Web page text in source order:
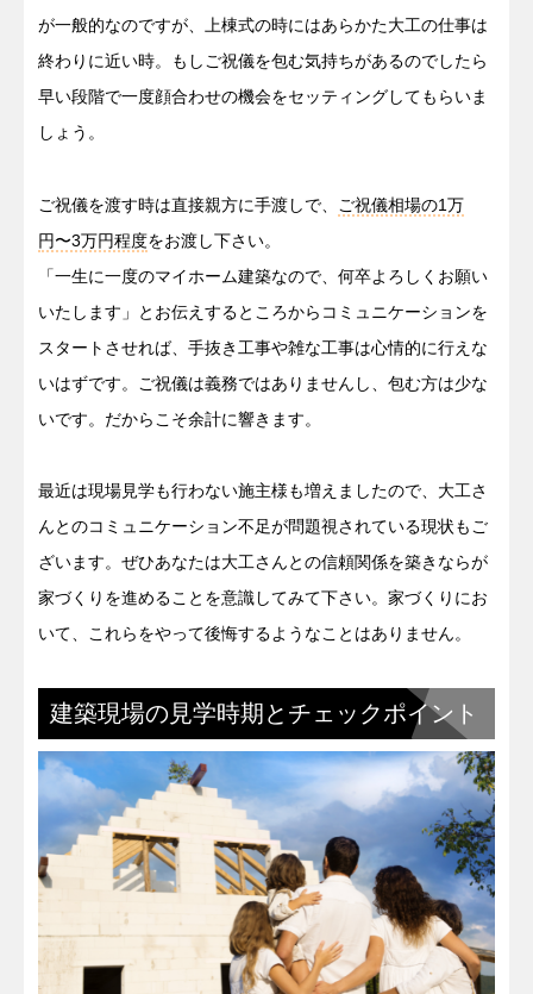
が一般的なのですが、上棟式の時にはあらかた大工の仕事は
終わりに近い時。もしご祝儀を包む気持ちがあるのでしたら
早い段階で一度顔合わせの機会をセッティングしてもらいま
しょう。
ご祝儀を渡す時は直接親方に手渡しで、
ご祝儀相場の1万
円〜3万円程度をお渡し下さい。
「一生に一度のマイホーム建築なので、何卒よろしくお願い
いたします」とお伝えするところからコミュニケーションを
スタートさせれば、手抜き工事や雑な工事は心情的に行えな
いはずです。ご祝儀は義務ではありませんし、包む方は少な
いです。だからこそ余計に響きます。
最近は現場見学も行わない施主様も増えましたので、大工さ
んとのコミュニケーション不足が問題視されている現状もご
ざいます。ぜひあなたは大工さんとの信頼関係を築きならが
家づくりを進めることを意識してみて下さい。家づくりにお
いて、これらをやって後悔するようなことはありません。
建築現場の見学時期とチェックポイント